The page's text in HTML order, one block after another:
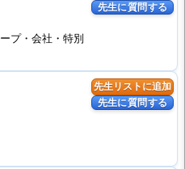
先生に質問する
ープ・会社・特別
先生リストに追加
先生に質問する